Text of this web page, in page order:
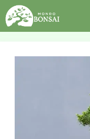
Vai
al
contenuto